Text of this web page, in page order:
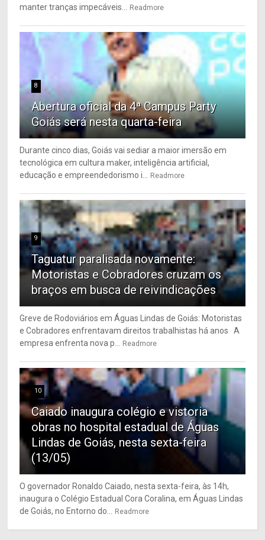
manter tranças impecáveis...
Readmore
8
Abertura oficial da 4ª Campus Party
Goiás será nesta quarta-feira
Durante cinco dias, Goiás vai sediar a maior imersão em
tecnológica em cultura maker, inteligência artificial,
educação e empreendedorismo i...
Readmore
9
Taguatur paralisada novamente:
Motoristas e Cobradores cruzam os
braços em busca de reivindicações
Greve de Rodoviários em Águas Lindas de Goiás: Motoristas
e Cobradores enfrentavam direitos trabalhistas há anos A
empresa enfrenta nova p...
Readmore
10
Caiado inaugura colégio e vistoria
obras no hospital estadual de Águas
Lindas de Goiás, nesta sexta-feira
(13/05)
O governador Ronaldo Caiado, nesta sexta-feira, às 14h,
inaugura o Colégio Estadual Cora Coralina, em Águas Lindas
de Goiás, no Entorno do...
Readmore